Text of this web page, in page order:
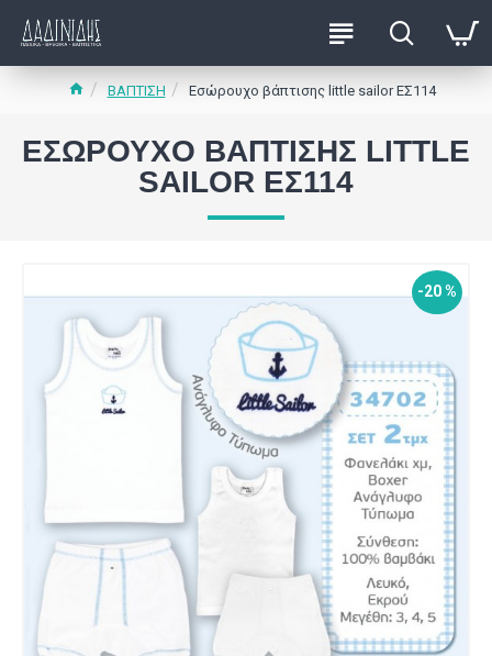
ΒΑΠΤΙΣΗ Εσώρουχο βάπτισης little sailor ΕΣ114
ΕΣΏΡΟΥΧΟ ΒΆΠΤΙΣΗΣ LITTLE
SAILOR ΕΣ114
-20 %